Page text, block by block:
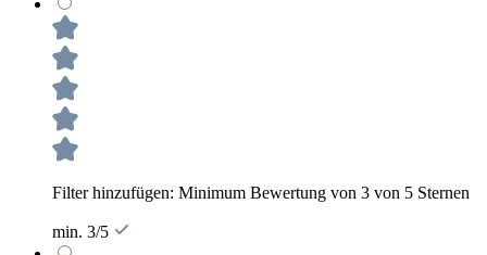
Filter hinzufügen: Minimum Bewertung von 3 von 5 Sternen
min. 3/5